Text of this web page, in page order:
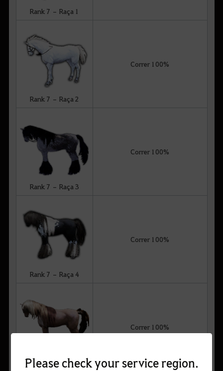
Please check your service region.
Rank 7 – Raça 1
Rank 7 – Raça 2
Correr 100%
Rank 7 – Raça 3
Correr 100%
Rank 7 – Raça 4
Correr 100%
Rank 7 – Raça 5
Correr 100%